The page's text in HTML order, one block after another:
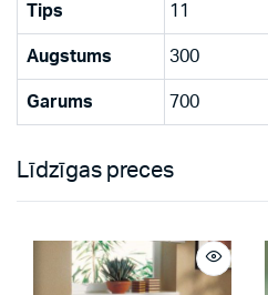
Tips 11
Augstums 300
Garums 700
Līdzīgas preces